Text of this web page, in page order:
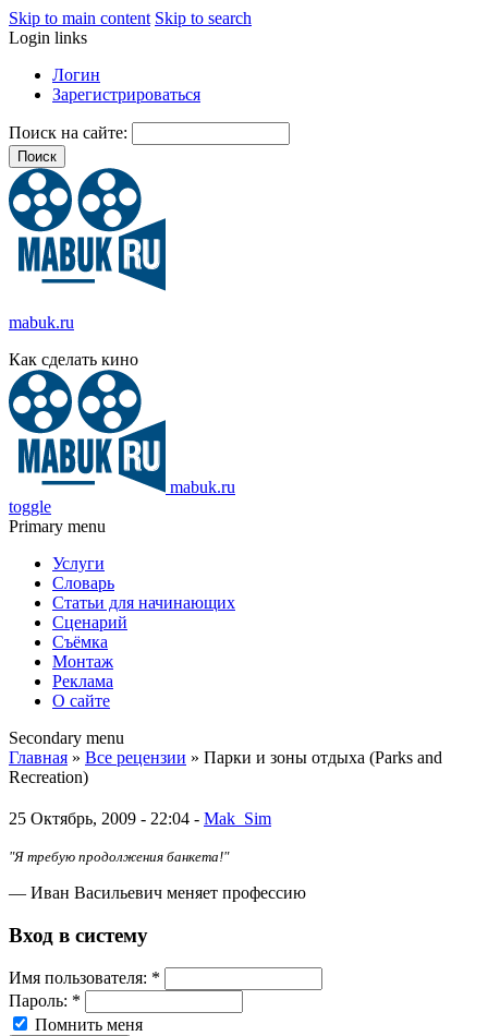
Skip to main content Skip to search
Login links
Логин
Зарегистрироваться
Поиск на сайте:
mabuk.ru
Как сделать кино
mabuk.ru
toggle
Primary menu
Услуги
Словарь
Статьи для начинающих
Сценарий
Съёмка
Монтаж
Реклама
О сайте
Secondary menu
Главная » Все рецензии » Парки и зоны отдыха (Parks and
Recreation)
25 Октябрь, 2009 - 22:04 - Mak_Sim
"Я требую продолжения банкета!"
— Иван Васильевич меняет профессию
Вход в систему
Имя пoльзовaтeля: *
Пароль: *
Помнить меня